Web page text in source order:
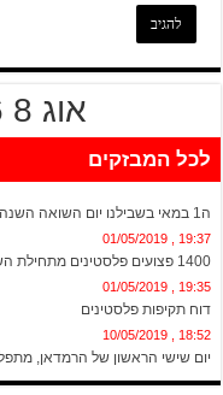
אוג 8 2026, 14:22
לכל המבזקים
ה1 במאי בשבילנו יום השואה השנה, בשביל ה�...
19:37 , 01/05/2019
1400 פצועים פלסטינים מתחילת השנה
19:35 , 01/05/2019
דוח תקיפות פלסטינים
18:52 , 10/05/2019
יום שישי הראשון של הרמדאן,